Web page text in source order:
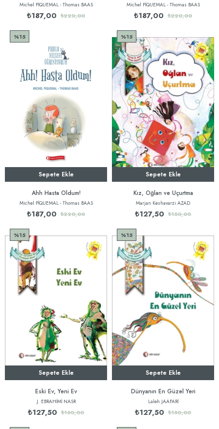
Michel PİQUEMAL - Thomas BAAS
₺187,00 ₺220,00
Michel PİQUEMAL - Thomas BAAS
₺187,00 ₺220,00
Sepete Ekle
Ahh Hasta Oldum!
Michel PİQUEMAL - Thomas BAAS
₺187,00 ₺220,00
%15
Sepete Ekle
Kız, Oğlan ve Uçurtma
Marjan Keshavarzi AZAD
₺127,50 ₺150,00
%15
Sepete Ekle
Eski Ev, Yeni Ev
J. EBRAHİMİ NASR
₺127,50 ₺150,00
%15
Sepete Ekle
Dünyanın En Güzel Yeri
Laleh JAAFARİ
₺127,50 ₺150,00
%15